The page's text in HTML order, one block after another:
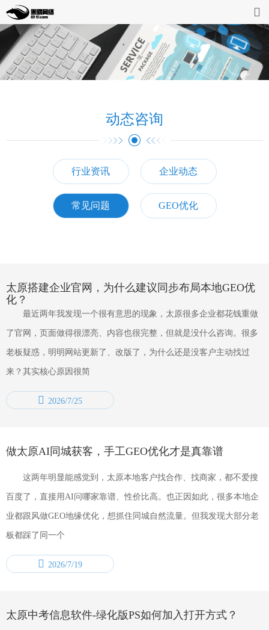
首页
网站开发
案例展示
动态资讯
企业介绍
动态咨询
行业资讯 企业动态
常见问题 GEO优化
太原搭建企业官网，为什么建议同步布局本地GEO优
化？
最近两年我发现一个很有意思的现象，太原很多企业都花钱重做
了官网，页面做得很漂亮、内容也很完整，但就是没什么咨询。很多
老板疑惑，明明网站更新了、改版了，为什么还是没客户主动找过
来？其实核心原因很简
2026/7/25
做太原AI同城获客，手工GEO优化才是真靠谱
这两年明显能感觉到，太原本地客户找合作、找商家，都不爱搜
百度了，直接用AI问哪家靠谱、性价比高。也正因如此，很多本地企
业都跟风做GEO地缘优化，想抓住同城自然流量。但我发现大部分老
板都踩了同一个
2026/7/19
太原中考信息软件-绿化版PS如何加入打开方式？